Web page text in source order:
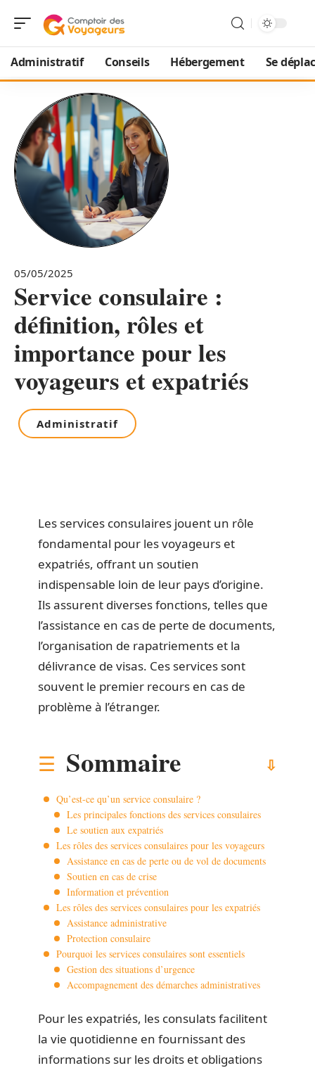
Administratif Conseils Hébergement Se
05/05/2025
Service consulaire :
définition, rôles et
importance pour les
voyageurs et expatriés
Administratif
Les services consulaires jouent un rôle
fondamental pour les voyageurs et
expatriés, offrant un soutien
indispensable loin de leur pays d’origine.
Ils assurent diverses fonctions, telles que
l’assistance en cas de perte de documents,
l’organisation de rapatriements et la
délivrance de visas. Ces services sont
souvent le premier recours en cas de
problème à l’étranger.
Sommaire
Qu’est-ce qu’un service consulaire ?
Les principales fonctions des services consulaires
Le soutien aux expatriés
Les rôles des services consulaires pour les voyageurs
Assistance en cas de perte ou de vol de documents
Soutien en cas de crise
Information et prévention
Les rôles des services consulaires pour les expatriés
Assistance administrative
Protection consulaire
Pourquoi les services consulaires sont essentiels
Gestion des situations d’urgence
Accompagnement des démarches administratives
Pour les expatriés, les consulats facilitent
la vie quotidienne en fournissant des
informations sur les droits et obligations